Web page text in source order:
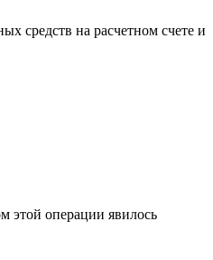
средств на расчетном счете и
этой операции явилось